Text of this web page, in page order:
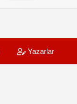
Yazarlar